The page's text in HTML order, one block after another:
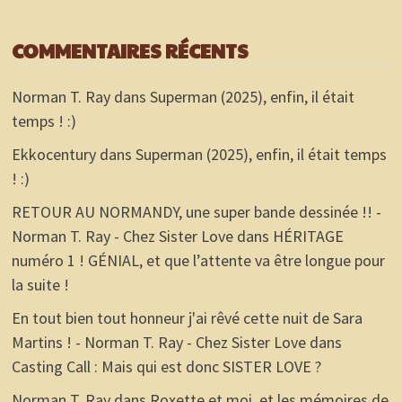
COMMENTAIRES RÉCENTS
Norman T. Raydans Superman (2025), enfin, il était
temps ! :)
Ekkocenturydans Superman (2025), enfin, il était temps
! :)
RETOUR AU NORMANDY, une super bande dessinée !! -
Norman T. Ray - Chez Sister Lovedans HÉRITAGE
numéro 1 ! GÉNIAL, et que l’attente va être longue pour
la suite !
En tout bien tout honneur j'ai rêvé cette nuit de Sara
Martins ! - Norman T. Ray - Chez Sister Lovedans
Casting Call : Mais qui est donc SISTER LOVE ?